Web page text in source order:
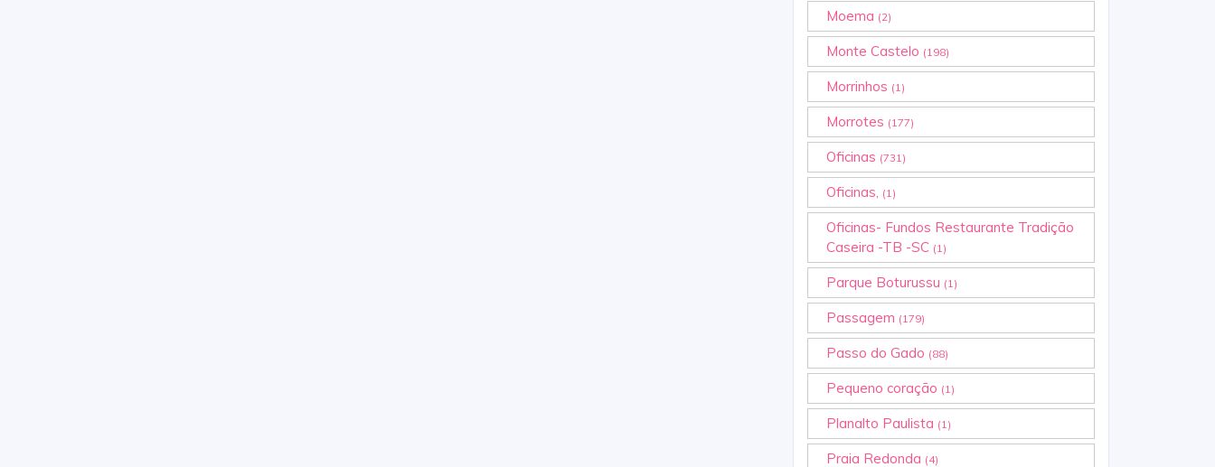
Moema (2)
Monte Castelo (198)
Morrinhos (1)
Morrotes (177)
Oficinas (731)
Oficinas, (1)
Oficinas- Fundos Restaurante Tradição
Caseira -TB -SC (1)
Parque Boturussu (1)
Passagem (179)
Passo do Gado (88)
Pequeno coração (1)
Planalto Paulista (1)
Praia Redonda (4)